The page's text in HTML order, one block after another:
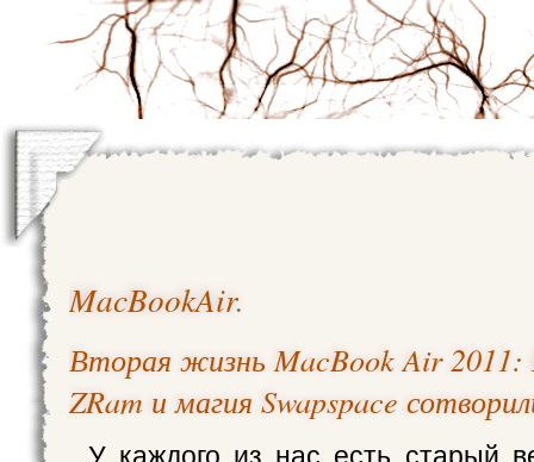
MacBookAir.
Вторая жизнь MacBook Air
ZRam и магия Swapspace